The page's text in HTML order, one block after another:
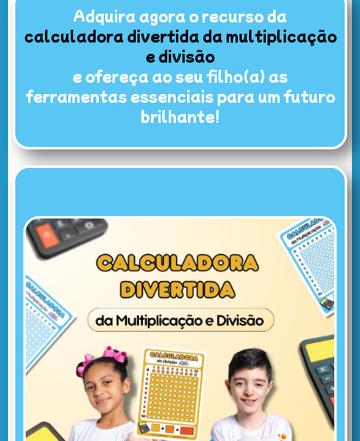
Adquira agora o recurso da
calculadora divertida da multiplicação
e divisão
e ofereça ao seu filho(a) as
ferramentas essenciais para um futuro
brilhante!